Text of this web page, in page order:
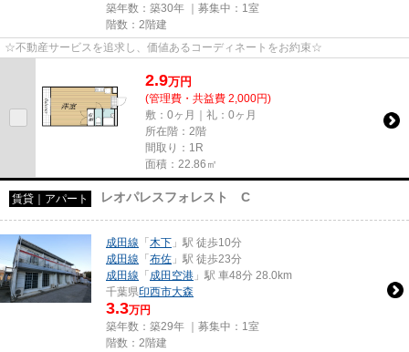
築年数：築30年 ｜募集中： 1室
階数：2階建
☆不動産サービスを追求し、価値あるコーディネートをお約束☆
2.9万円
(管理費・共益費 2,000円)
敷：0ヶ月｜礼：0ヶ月
所在階：2階
間取り：1R
面積：22.86㎡
賃貸｜アパート レオパレスフォレスト C
成田線 「木下 」駅 徒歩10分
成田線 「布佐 」駅 徒歩23分
成田線 「成田空港 」駅 車48分 28.0km
千葉県印西市大森
3.3万円
築年数：築29年 ｜募集中： 1室
階数：2階建